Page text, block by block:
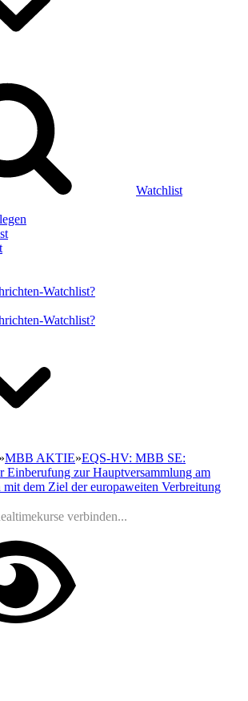
Watchlist
Watchlist?
Watchlist?
»MBB AKTIE»EQS-HV: MBB SE:
Einberufung zur Hauptversammlung am
dem Ziel der europaweiten Verbreitung
verbinden...